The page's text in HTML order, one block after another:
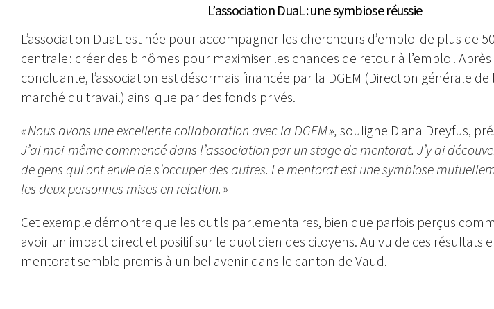
L’association DuaL : une symbiose réussie
L’association DuaL est née pour accompagner les chercheurs d’emploi de plus de 50
centrale : créer des binômes pour maximiser les chances de retour à l’emploi.
concluante, l’association est désormais financée par la DGEM (Direction générale de
marché du travail) ainsi que par des fonds privés.
« Nous avons une excellente collaboration avec la DGEM », souligne Diana Dreyfus,
J’ai moi-même commencé dans l’association par un stage de mentorat. J’y ai
de gens qui ont envie de s’occuper des autres. Le mentorat est une symbiose
les deux personnes mises en relation. »
Cet exemple démontre que les outils parlementaires, bien que parfois perçus
avoir un impact direct et positif sur le quotidien des citoyens. Au vu de ces résultats
mentorat semble promis à un bel avenir dans le canton de Vaud.